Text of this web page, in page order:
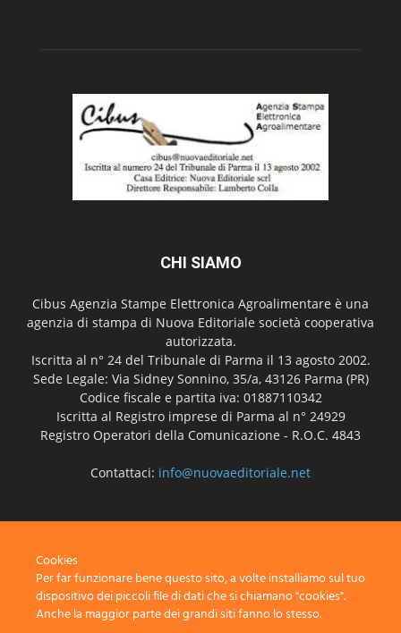
CHI SIAMO
Cibus Agenzia Stampe Elettronica Agroalimentare è una
agenzia di stampa di Nuova Editoriale società cooperativa
autorizzata.
Iscritta al n° 24 del Tribunale di Parma il 13 agosto 2002.
Sede Legale: Via Sidney Sonnino, 35/a, 43126 Parma (PR)
Codice fiscale e partita iva: 01887110342
Iscritta al Registro imprese di Parma al n° 24929
Registro Operatori della Comunicazione - R.O.C. 4843
Contattaci: info@nuovaeditoriale.net
Cookies
Per far funzionare bene questo sito, a volte installiamo sul tuo
dispositivo dei piccoli file di dati che si chiamano "cookies".
Anche la maggior parte dei grandi siti fanno lo stesso.